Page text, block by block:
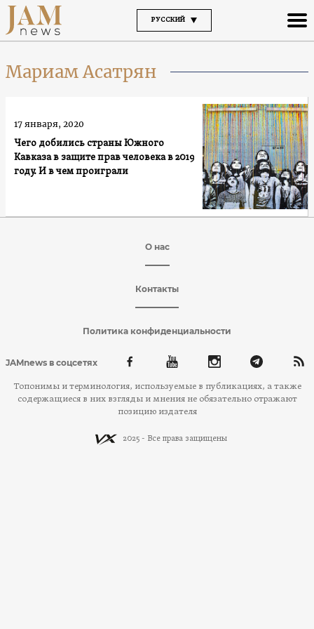
РУССКИЙ
Мариам Асатрян
Чего добились страны Южного
Кавказа в защите прав человека в 2019
году. И в чем проиграли
17 января, 2020
О нас
Контакты
Политика конфиденциальности
JAMnews в соцсетях
Топонимы и терминология, используемые в публикациях, а также
содержащиеся в них взгляды и мнения не обязательно отражают
позицию издателя
2025 - Все права защищены